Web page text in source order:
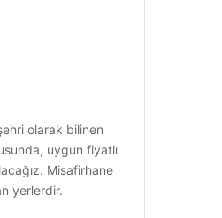
olarak bilinen
uygun fiyatlı
Misafirhane
yerlerdir.